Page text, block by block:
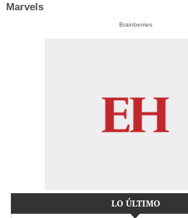
Marvels
Brainberries
LO ÚLTIMO